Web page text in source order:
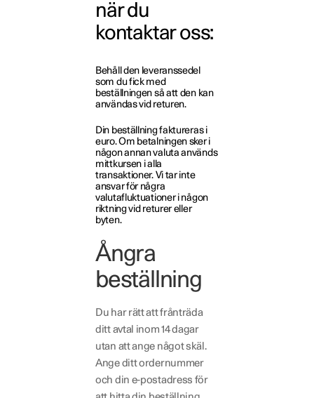
när du
kontaktar oss:
Behåll den leveranssedel
som du fick med
beställningen så att den kan
användas vid returen.
Din beställning faktureras i
euro. Om betalningen sker i
någon annan valuta används
mittkursen i alla
transaktioner. Vi tar inte
ansvar för några
valutafluktuationer i någon
riktning vid returer eller
byten.
Ångra
beställning
Du har rätt att frånträda
ditt avtal inom 14 dagar
utan att ange något skäl.
Ange ditt ordernummer
och din e-postadress för